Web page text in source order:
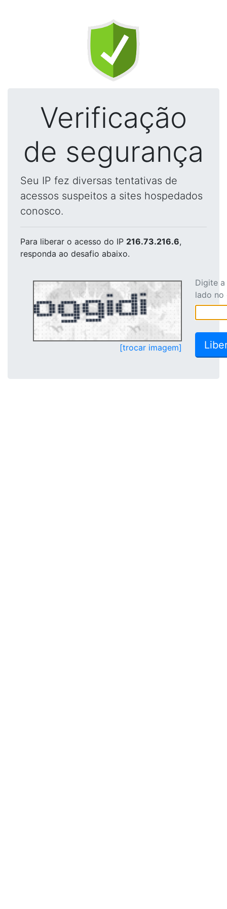
Verificação
de segurança
Seu IP fez diversas tentativas de
acessos suspeitos a sites hospedados
conosco.
Para liberar o acesso do IP 216.73.216.6,
responda ao desafio abaixo.
[trocar imagem]
Digite
lado no